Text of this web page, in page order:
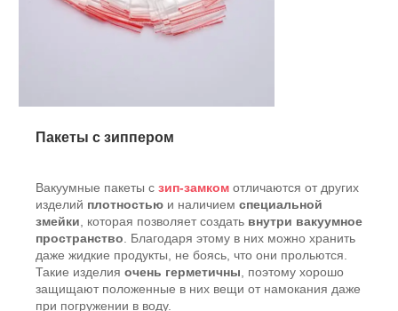
Пакеты с зиппером
Вакуумные пакеты с зип-замком отличаются от других
изделий плотностью и наличием специальной
змейки , которая позволяет создать внутри вакуумное
пространство . Благодаря этому в них можно хранить
даже жидкие продукты, не боясь, что они прольются.
Такие изделия очень герметичны , поэтому хорошо
защищают положенные в них вещи от намокания даже
при погружении в воду.